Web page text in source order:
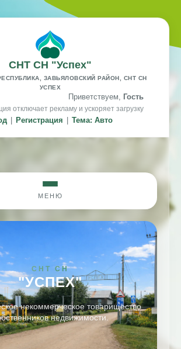
СНТ СН "Успех"
ЗАВЬЯЛОВСКИЙ РАЙОН, СНТ СН
УСПЕХ
Приветствуем, Гость
отключает рекламу и ускоряет загрузку
Регистрация Тема: Авто
МЕНЮ
СНТ СН
"УСПЕХ"
некоммерческое товарищество
недвижимости.